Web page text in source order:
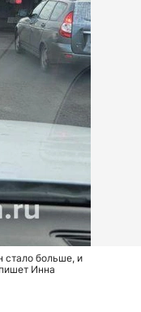
стало больше, и
Инна